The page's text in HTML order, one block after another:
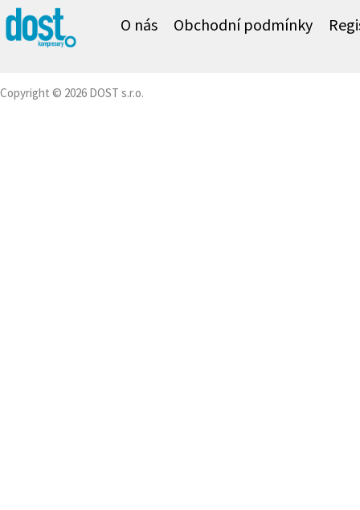
O nás Obchodní podmínky
Copyright © 2026 DOST s.r.o.